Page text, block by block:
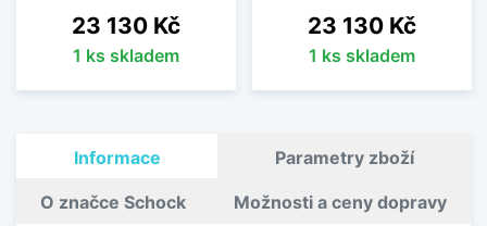
Cena
23 130 Kč
1 ks skladem
Cena
23 130 Kč
1 ks skladem
Informace Parametry zboží
O značce Schock Možnosti a ceny dopravy